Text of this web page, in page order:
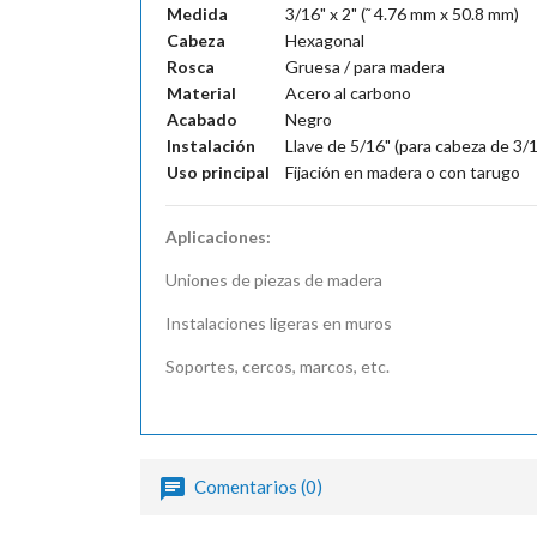
Medida
3/16" x 2" (˜ 4.76 mm x 50.8 mm)
Cabeza
Hexagonal
Rosca
Gruesa / para madera
Material
Acero al carbono
Acabado
Negro
Instalación
Llave de 5/16" (para cabeza de 3/
Uso principal
Fijación en madera o con tarugo
Aplicaciones:
Uniones de piezas de madera
Instalaciones ligeras en muros
Soportes, cercos, marcos, etc.
Comentarios (0)